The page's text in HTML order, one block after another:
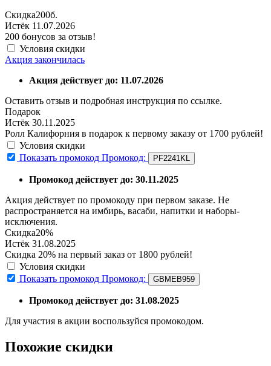
Скидка200б.
Истёк 11.07.2026
200 бонусов за отзыв!
Условия скидки
Акция закончилась
Акция действует до: 11.07.2026
Оставить отзыв и подробная инструкция по ссылке.
Подарок
Истёк 30.11.2025
Ролл Калифорния в подарок к первому заказу от 1700 рублей!
Условия скидки
Показать промокод Промокод: PF2241KL
Промокод действует до: 30.11.2025
Акция действует по промокоду при первом заказе. Не
распространяется на имбирь, васаби, напитки и наборы-
исключения.
Скидка20%
Истёк 31.08.2025
Скидка 20% на первый заказ от 1800 рублей!
Условия скидки
Показать промокод Промокод: GBMEB959
Промокод действует до: 31.08.2025
Для участия в акции воспользуйся промокодом.
Похожие скидки